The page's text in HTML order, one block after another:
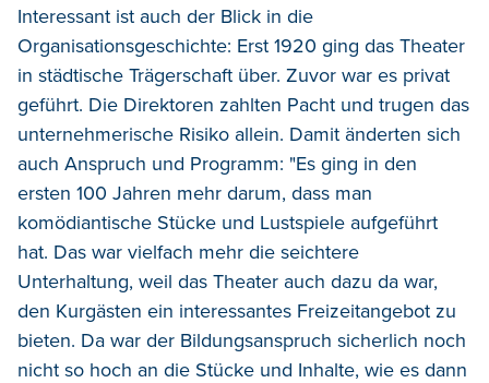
Interessant ist auch der Blick in die
Organisationsgeschichte: Erst 1920 ging das Theater
in städtische Trägerschaft über. Zuvor war es privat
geführt. Die Direktoren zahlten Pacht und trugen das
unternehmerische Risiko allein. Damit änderten sich
auch Anspruch und Programm: "Es ging in den
ersten 100 Jahren mehr darum, dass man
komödiantische Stücke und Lustspiele aufgeführt
hat. Das war vielfach mehr die seichtere
Unterhaltung, weil das Theater auch dazu da war,
den Kurgästen ein interessantes Freizeitangebot zu
bieten. Da war der Bildungsanspruch sicherlich noch
nicht so hoch an die Stücke und Inhalte, wie es dann